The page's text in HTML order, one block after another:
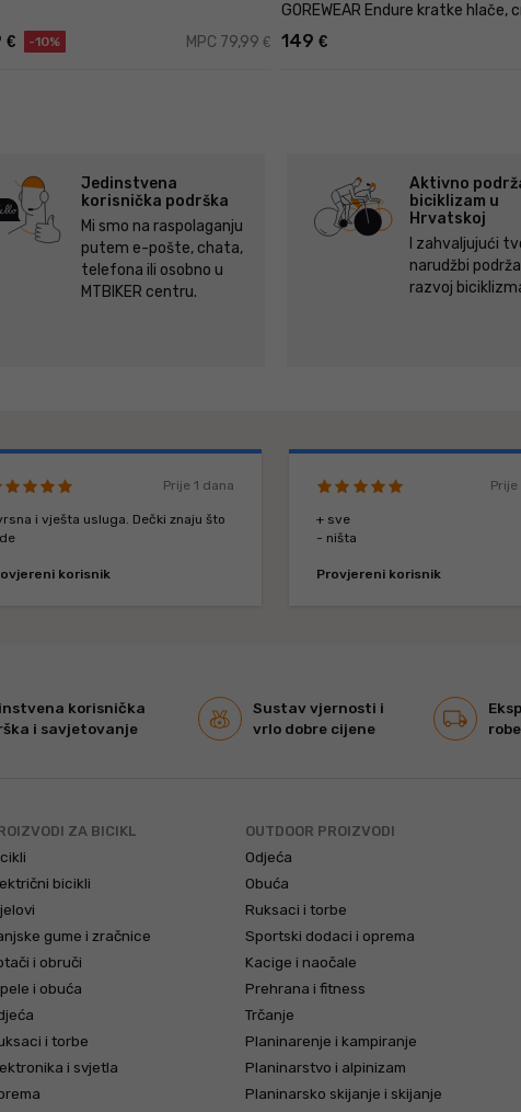
€ -10% MPC 79,99 €
GOREWEAR Endure kratke hlače,
149 €
Jedinstvena
korisnička podrška
Mi smo na raspolaganju
putem e-pošte, chata,
telefona ili osobno u
MTBIKER centru.
Aktivno
biciklizam u
Hrvatskoj
I zahvaljujući
narudžbi
razvoj
Prije 1 dana
i vješta usluga. Dečki znaju što
korisnik
Prije
+ sve
- ništa
Provjereni korisnik
korisnička
i savjetovanje
Sustav vjernosti i
vrlo dobre cijene
ZA BICIKL
bicikli
gume i zračnice
i obruči
i obuća
i torbe
i svjetla
OUTDOOR PROIZVODI
Odjeća
Obuća
Ruksaci i torbe
Sportski dodaci i oprema
Kacige i naočale
Prehrana i fitness
Trčanje
Planinarenje i kampiranje
Planinarstvo i alpinizam
Planinarsko skijanje i skijanje